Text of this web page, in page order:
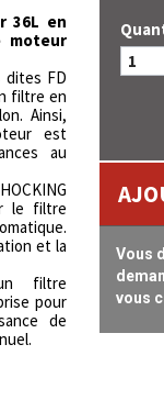
36L en
moteur
FD
filtre en
Ainsi,
est
au
le filtre
et la
filtre
pour
de
Vous
vous